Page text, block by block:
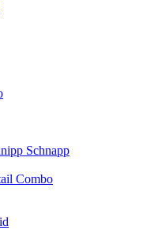
Schnapp
Combo